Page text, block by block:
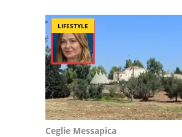
LIFESTYLE
Ceglie Messapica